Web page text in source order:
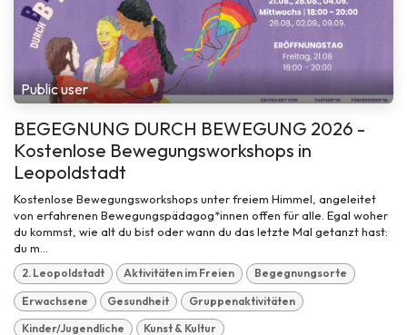
Public user
BEGEGNUNG DURCH BEWEGUNG 2026 -
Kostenlose Bewegungsworkshops in
Leopoldstadt
Kostenlose Bewegungsworkshops unter freiem Himmel, angeleitet
von erfahrenen Bewegungspädagog*innen offen für alle. Egal woher
du kommst, wie alt du bist oder wann du das letzte Mal getanzt hast:
du m...
2. Leopoldstadt Aktivitäten im Freien Begegnungsorte
Erwachsene Gesundheit Gruppenaktivitäten
Kinder/Jugendliche Kunst & Kultur